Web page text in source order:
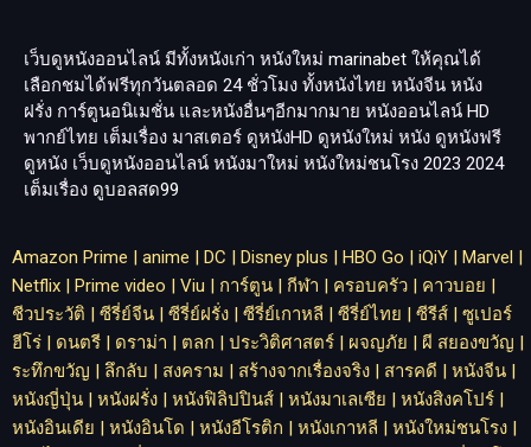
เว็บดูหนังออนไลน์ มีทั้งหนังเก่า หนังใหม่ marinabet ให้คุณได้
เลือกชมได้ฟรีทุกวันตลอด 24 ชั่วโมง ทั้งหนังไทย หนังจีน หนัง
ฝรั่ง การ์ตูนอนิเมชั่น และหนังอื่นๆอีกมากมาย หนังออนไลน์ HD
พากย์ไทย เต็มเรื่อง มาสเตอร์ ดูหนังHD ดูหนังใหม่ หนัง ดูหนังฟรี
ดูหนัง เว็บดูหนังออนไลน์ หนังมาใหม่ หนังใหม่ชนโรง 2023 2024
เต็มเรื่อง ดูบอลสด99
Amazon Prime | anime | DC | Disney plus | HBO Go | iQiY | Marvel |
Netflix | Prime video | Viu | การ์ตูน | กีฬา | ครอบครัว | คาวบอย |
ชีวประวัติ | ซีรี่ย์จีน | ซีรี่ย์ฝรั่ง | ซีรี่ย์เกาหลี | ซีรี่ย์ไทย | ซีรีส์ | ซูเปอร์
ฮีโร่ | ดนตรี | ดราม่า | ตลก | ประวิติศาสตร์ | ผจญภัย | ผี สยองขวัญ |
ระทึกขวัญ | ลึกลับ | สงคราม | สร้างจากเรื่องจริง | สารคดี | หนังจีน |
หนังญี่ปุ่น | หนังฝรั่ง | หนังฟิลิปปินส์ | หนังมาเลเซีย | หนังสิงคโปร์ |
หนังอินเดีย | หนังอินโด | หนังอีโรติก | หนังเกาหลี | หนังใหม่ชนโรง |